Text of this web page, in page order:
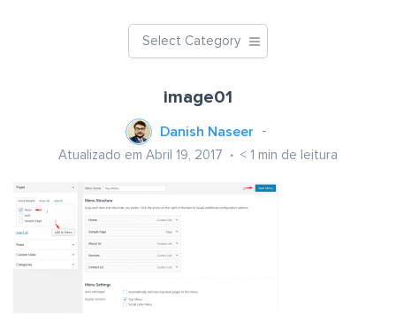
Select Category
image01
Danish Naseer
Atualizado em Abril 19, 2017 < 1 min de leitura